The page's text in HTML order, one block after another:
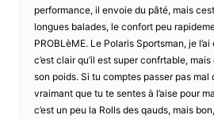
performance, il envoie du pâté, mais
longues balades, le confort peu
PROBLèME. Le Polaris Sportsman, je
c’est clair qu’il est super confrtable,
son poids. Si tu comptes passer pas
vraimant que tu te sentes à l’aise pour
c’est un peu la Rolls des qauds, mais